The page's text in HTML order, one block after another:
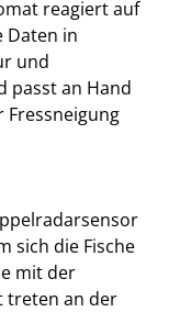
reagiert auf
Daten in
und
passt an Hand
Fressneigung
sich die Fische
mit der
treten an der